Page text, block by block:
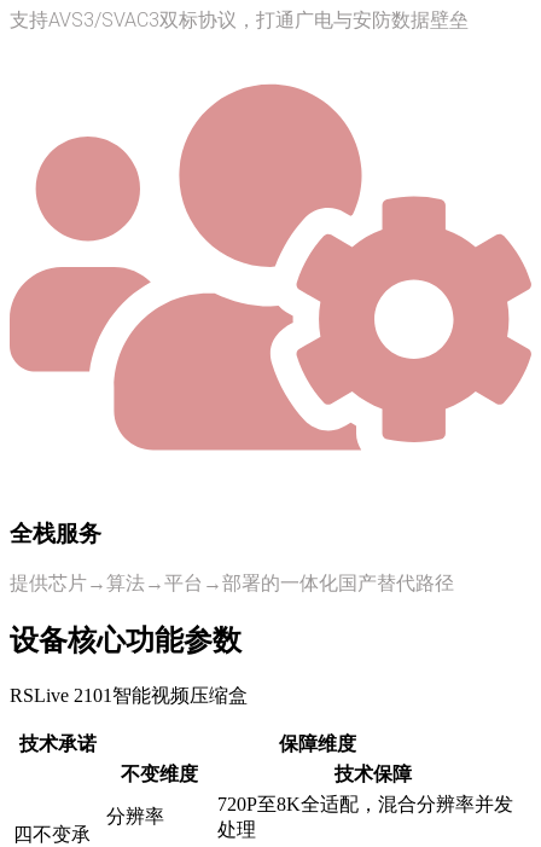
支持AVS3/SVAC3双标协议，打通广电与安防数据壁垒
全栈服务
提供芯片→算法→平台→部署的一体化国产替代路径
设备核心功能参数
RSLive 2101智能视频压缩盒
技术承诺 保障维度
四不变承
不变维度 技术保障
分辨率
720P至8K全适配，混合分辨率并发
处理